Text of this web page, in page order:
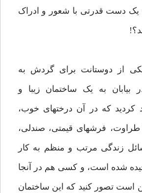
یک دست قدرتی با شعور و ادراک
از دوستانت برای گردش به
در بیابان به یک ساختمان زیبا و
کردید که در آن درختهای خوب،
طراوت، فرشهای قیمتی، صندلی،
زندگی مرتب و منظم به کار
شده است، و کسی هم در آنجا
است تصور کنید که این ساختمان